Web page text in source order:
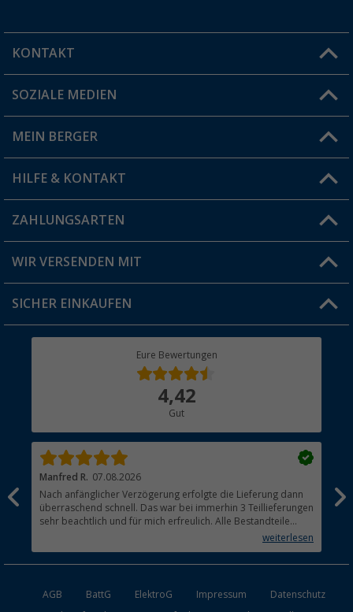
KONTAKT
Du hast eine Frage?
Filiale finden
SOZIALE MEDIEN
MEIN BERGER
Vorteilskarte
Blog
Jobs & Karriere
HILFE & KONTAKT
FAQ & Kontakt
Versandinformationen
Rücksendung
ZAHLUNGSARTEN
WIR VERSENDEN MIT
SICHER EINKAUFEN
Eure Bewertungen
4,42
Gut
Manfred R. 07.08.2026
Nach anfänglicher Verzögerung erfolgte die Lieferung dann
überraschend schnell. Das war bei immerhin 3 Teillieferungen
sehr beachtlich und für mich erfreulich. Alle Bestandteile
waren gut verpackt und in Ordnung. Das Gerät (Gasgrill)weiterlesen
AGB BattG ElektroG Impressum
Datenschutz